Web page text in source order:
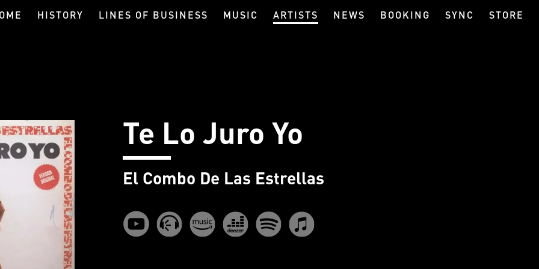
HISTORY LINES OF BUSINESS MUSIC ARTISTS NEWS BOOKING SYNC STORE
Te Lo Juro Yo
El Combo De Las Estrellas